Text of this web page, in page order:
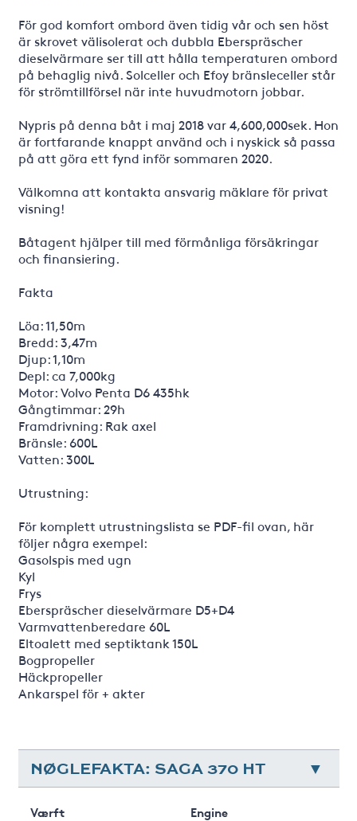
För god komfort ombord även tidig vår och sen höst
är skrovet välisolerat och dubbla Eberspräscher
dieselvärmare ser till att hålla temperaturen ombord
på behaglig nivå. Solceller och Efoy bränsleceller står
för strömtillförsel när inte huvudmotorn jobbar.
Nypris på denna båt i maj 2018 var 4,600,000sek. Hon
är fortfarande knappt använd och i nyskick så passa
på att göra ett fynd inför sommaren 2020.
Välkomna att kontakta ansvarig mäklare för privat
visning!
Båtagent hjälper till med förmånliga försäkringar
och finansiering.
Fakta
Löa: 11,50m
Bredd: 3,47m
Djup: 1,10m
Depl: ca 7,000kg
Motor: Volvo Penta D6 435hk
Gångtimmar: 29h
Framdrivning: Rak axel
Bränsle: 600L
Vatten: 300L
Utrustning:
För komplett utrustningslista se PDF-fil ovan, här
följer några exempel:
Gasolspis med ugn
Kyl
Frys
Eberspräscher dieselvärmare D5+D4
Varmvattenberedare 60L
Eltoalett med septiktank 150L
Bogpropeller
Häckpropeller
Ankarspel för + akter
NØGLEFAKTA: SAGA 370 HT
Værft Engine